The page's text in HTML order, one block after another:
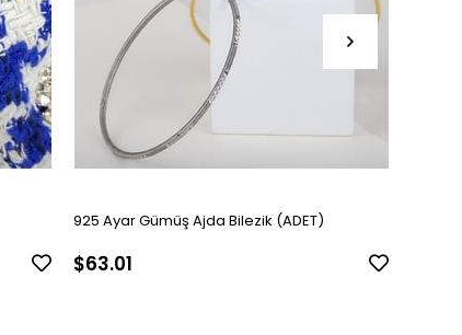
925 Ayar Gümüş Ajda Bilezik (ADET)
$63.01